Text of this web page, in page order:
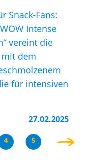
Snack-Fans:
Intense
vereint die
dem
für intensiven
27.02.2025
Seite
4
Seite
5